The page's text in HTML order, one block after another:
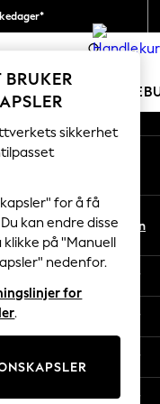
0
MENN
No En
sikkerhet
for å få
kan endre disse
på "Manuell
nedenfor.
for
.